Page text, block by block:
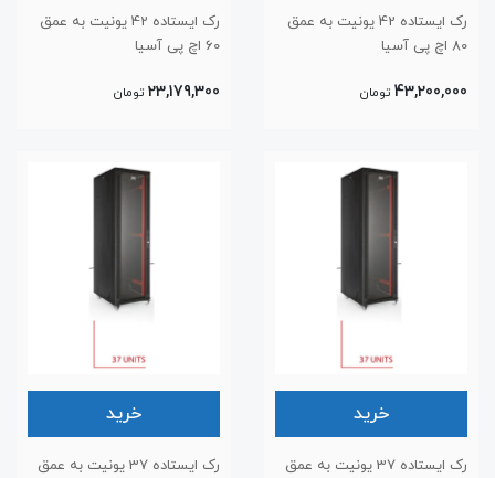
رک ایستاده 42 یونیت به عمق
80 اچ پی آسیا
43,200,000 تومان
رک ایستاده 42 یونیت به عمق
60 اچ پی آسیا
23,179,300 تومان
خرید
رک ایستاده 37 یونیت به عمق
خرید
رک ایستاده 37 یونیت به عمق